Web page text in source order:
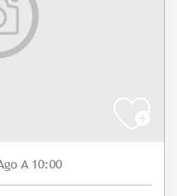
A 10:00